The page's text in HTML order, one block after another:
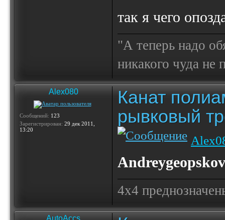
так я чего
"А теперь надо
никакого чуда
Alex080
Сообщений: 123
Зарегистрирован: 29 дек 2011,
13:20
Канат
рывковый
Andreygeopskov
4х4
AutoAccs